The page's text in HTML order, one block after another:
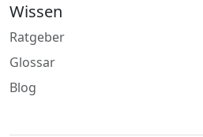
Wissen
Ratgeber
Glossar
Blog